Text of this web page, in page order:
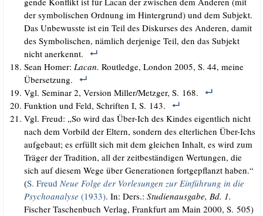
der sym­bo­li­schen Ord­nung im Hin­ter­grund) und dem Sub­jekt.
Das Unbe­wuss­te ist ein Teil des Dis­kur­ses des Ande­ren, damit
des Sym­bo­li­schen, näm­lich der­je­ni­ge Teil, den das Sub­jekt
nicht anerkennt.
Sean Homer:Lacan. Rout­ledge, Lon­don 2005, S. 44, mei­ne
Übersetzung.
Vgl. Semi­nar 2, Ver­si­on Miller/​Metzger, S. 168.
Funk­ti­on und Feld, Schrif­ten I, S. 143.
Vgl. Freud: „So wird das Über-Ich des Kin­des eigent­lich nicht
nach dem Vor­bild der Eltern, son­dern des elter­li­chen Über-Ichs
auf­ge­baut; es erfüllt sich mit dem glei­chen Inhalt, es wird zum
Trä­ger der Tra­di­ti­on, all der zeit­be­stän­di­gen Wer­tun­gen, die
sich auf die­sem Wege über Gene­ra­tio­nen fort­ge­pflanzt haben.“
(S. FreudNeue Fol­ge der Vor­le­sun­gen zur Ein­füh­rung in die
Psy­cho­ana­ly­se (1933). In: Ders.:Stu­di­en­aus­ga­be, Bd. 1.
Fischer Taschen­buch Ver­lag, Frank­furt am Main 2000, S. 505)